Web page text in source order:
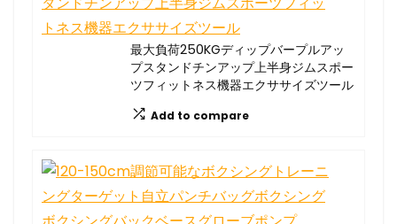
最大負荷250KGディップバープルアッ
プスタンドチンアップ上半身ジムスポー
ツフィットネス機器エクササイズツール
Add to compare